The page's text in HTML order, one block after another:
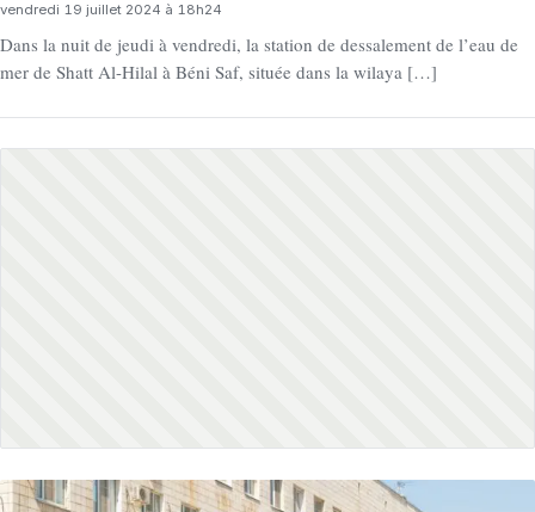
vendredi 19 juillet 2024 à 18h24
Dans la nuit de jeudi à vendredi, la station de dessalement de l’eau de
mer de Shatt Al-Hilal à Béni Saf, située dans la wilaya […]